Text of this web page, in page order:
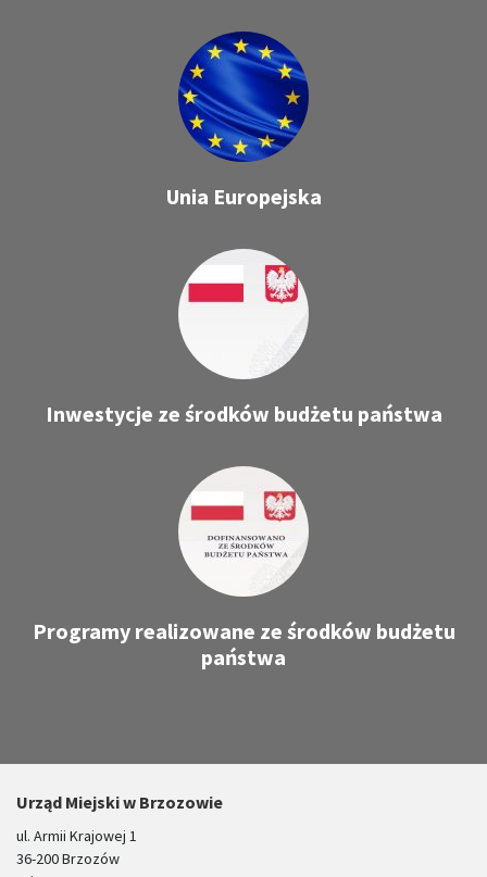
Unia Europejska
Inwestycje ze środków budżetu państwa
Programy realizowane ze środków budżetu
państwa
Urząd Miejski w Brzozowie
ul. Armii Krajowej 1
36-200 Brzozów